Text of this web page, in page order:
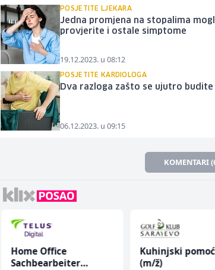
POSJETITE LJEKARA
Jedna promjena na stopalima
provjerite i ostale simptome
19.12.2023. u 08:12
POSJETITE KARDIOLOGA
Dva razloga zašto se ujutro
06.12.2023. u 09:15
KOMENTARI
Home Office
Sachbearbeiter
Kuhinjski
(m/ž)